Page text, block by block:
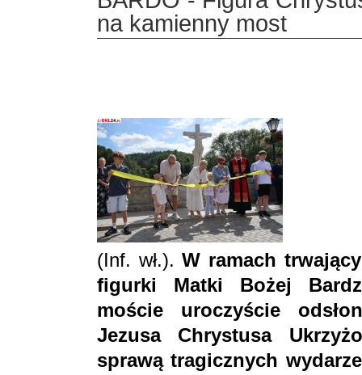
na kamienny most
(Inf. wł.).W ramach
figurki Matki Bożej
moście uroczyście
Jezusa Chrystusa
sprawą tragicznych